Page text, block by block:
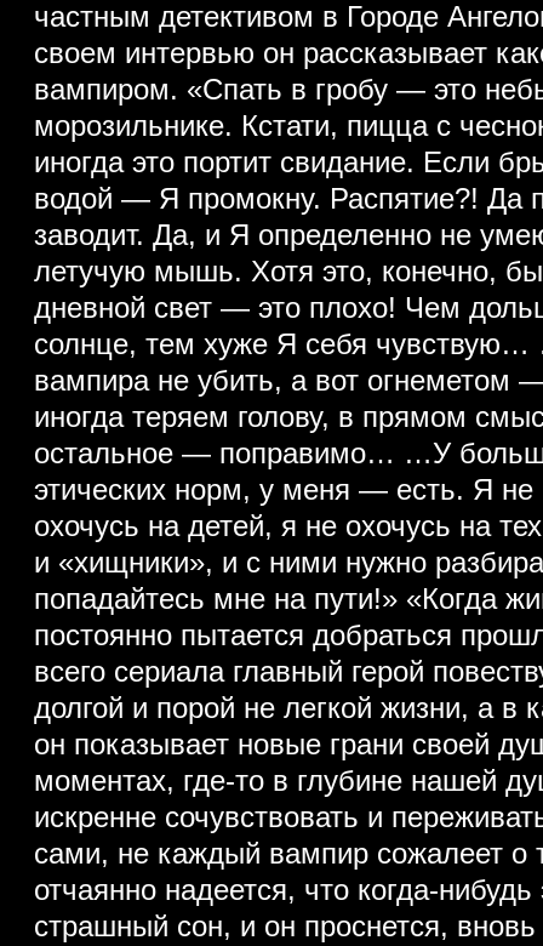
частным детективом в Городе
своем интервью он рассказывает
вампиром. «Спать в гробу — это
морозильнике. Кстати, пицца с
иногда это портит свидание. Если
водой — Я промокну. Распятие?! Да
заводит. Да, и Я определенно не
летучую мышь. Хотя это, конечно,
дневной свет — это плохо! Чем
солнце, тем хуже Я себя
вампира не убить, а вот огнеметом
иногда теряем голову, в прямом
остальное — поправимо… …У
этических норм, у меня — есть. Я
охочусь на детей, я не охочусь на
и «хищники», и с ними нужно
попадайтесь мне на пути!» «Когда
постоянно пытается добраться
всего сериала главный герой
долгой и порой не легкой жизни, а в
он показывает новые грани своей
моментах, где-то в глубине нашей
искренне сочувствовать и
сами, не каждый вампир сожалеет о
отчаянно надеется, что когда-нибудь
страшный сон, и он проснется, вновь